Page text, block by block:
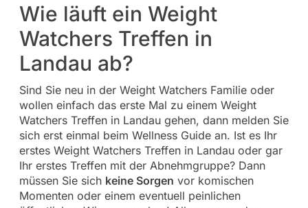
Wie läuft ein Weight
Watchers Treffen in
Landau ab?
Sind Sie neu in der Weight Watchers Familie oder
wollen einfach das erste Mal zu einem Weight
Watchers Treffen in Landau gehen, dann melden Sie
sich erst einmal beim Wellness Guide an. Ist es Ihr
erstes Weight Watchers Treffen in Landau oder gar
Ihr erstes Treffen mit der Abnehmgruppe? Dann
müssen Sie sich keine Sorgen vor komischen
Momenten oder einem eventuell peinlichen